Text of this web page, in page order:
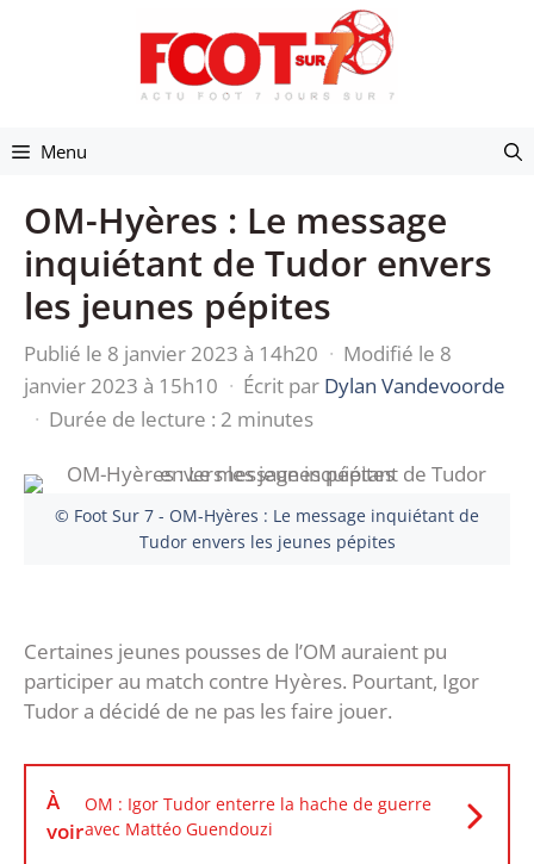
Menu
OM-Hyères : Le message
inquiétant de Tudor envers
les jeunes pépites
Publié le 8 janvier 2023 à 14h20 · Modifié le 8
janvier 2023 à 15h10 · Écrit par Dylan Vandevoorde
· Durée de lecture : 2 minutes
© Foot Sur 7 - OM-Hyères : Le message inquiétant de
Tudor envers les jeunes pépites
Certaines jeunes pousses de l’OM auraient pu
participer au match contre Hyères. Pourtant, Igor
Tudor a décidé de ne pas les faire jouer.
À
voir
OM : Igor Tudor enterre la hache de guerre
avec Mattéo Guendouzi